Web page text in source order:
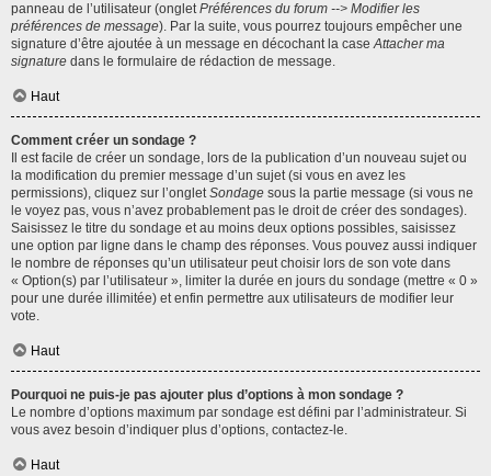
panneau de l’utilisateur (ongletPréférences du forum --> Modifier les
préférences de message). Par la suite, vous pourrez toujours empêcher une
signature d’être ajoutée à un message en décochant la caseAttacher ma
signature dans le formulaire de rédaction de message.
Haut
Comment créer un sondage ?
Il est facile de créer un sondage, lors de la publication d’un nouveau sujet ou
la modification du premier message d’un sujet (si vous en avez les
permissions), cliquez sur l’ongletSondage sous la partie message (si vous ne
le voyez pas, vous n’avez probablement pas le droit de créer des sondages).
Saisissez le titre du sondage et au moins deux options possibles, saisissez
une option par ligne dans le champ des réponses. Vous pouvez aussi indiquer
le nombre de réponses qu’un utilisateur peut choisir lors de son vote dans
« Option(s) par l’utilisateur », limiter la durée en jours du sondage (mettre « 0 »
pour une durée illimitée) et enfin permettre aux utilisateurs de modifier leur
vote.
Haut
Pourquoi ne puis-je pas ajouter plus d’options à mon sondage ?
Le nombre d’options maximum par sondage est défini par l’administrateur. Si
vous avez besoin d’indiquer plus d’options, contactez-le.
Haut